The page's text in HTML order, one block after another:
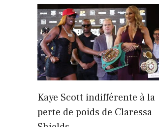
Kaye Scott indifférente à la
perte de poids de Claressa